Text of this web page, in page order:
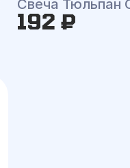
Свеча Тюльпан
192 ₽